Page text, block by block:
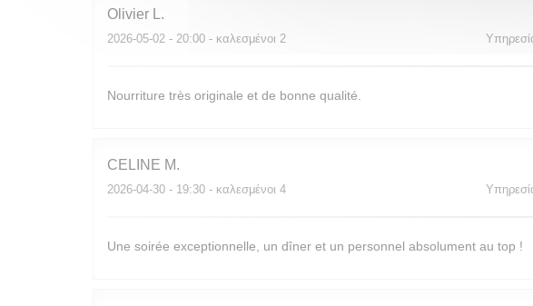
Olivier L
2026-05-02 - 20:00 - καλεσμένοι 2
Nourriture très originale et de bonne qualité.
CELINE M
2026-04-30 - 19:30 - καλεσμένοι 4
Une soirée exceptionnelle, un dîner et un personnel absolument au top !